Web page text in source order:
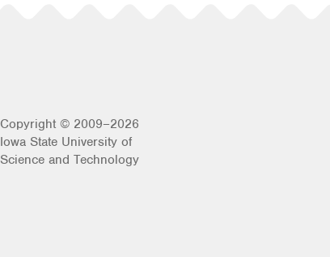
Copyright © 2009–2026
Iowa State University of
Science and Technology